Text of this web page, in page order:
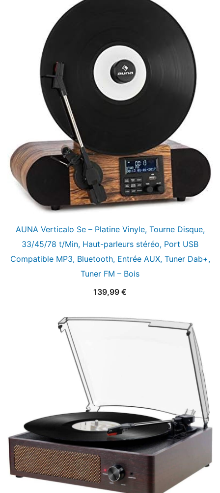
AUNA Verticalo Se – Platine Vinyle, Tourne Disque,
33/45/78 t/Min, Haut-parleurs stéréo, Port USB
Compatible MP3, Bluetooth, Entrée AUX, Tuner Dab+,
Tuner FM – Bois
139,99 €